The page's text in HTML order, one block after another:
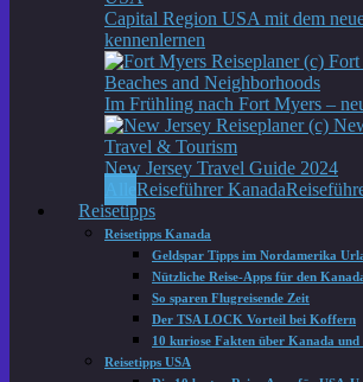
Capital Region USA mit dem
kennenlernen
Im Frühling nach Fort Myers –
New Jersey Travel Guide 2024
Reiseführer Kanada
Reisetipps
Reisetipps Kanada
Geldspar Tipps im Nordamerika
Nützliche Reise-Apps für den
So sparen Flugreisende Zeit
Der TSA LOCK Vorteil bei Koffern
10 kuriose Fakten über Kanada und
Reisetipps USA